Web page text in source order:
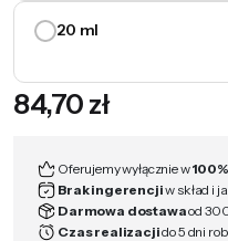
20 ml
84,70 zł
Oferujemy wyłącznie w
Brak ingerencjiw skład i
Darmowa dostawaod
Czas realizacjido 5 dni